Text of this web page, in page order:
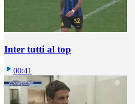
Inter tutti al top
00:41